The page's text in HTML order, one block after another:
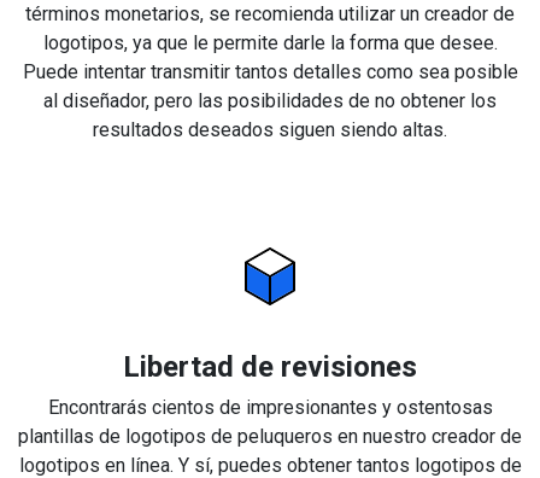
términos monetarios, se recomienda utilizar un creador de
logotipos, ya que le permite darle la forma que desee.
Puede intentar transmitir tantos detalles como sea posible
al diseñador, pero las posibilidades de no obtener los
resultados deseados siguen siendo altas.
Libertad de revisiones
Encontrarás cientos de impresionantes y ostentosas
plantillas de logotipos de peluqueros en nuestro creador de
logotipos en línea. Y sí, puedes obtener tantos logotipos de